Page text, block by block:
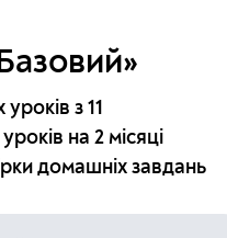
з 11
на 2 місяці
домашніх завдань